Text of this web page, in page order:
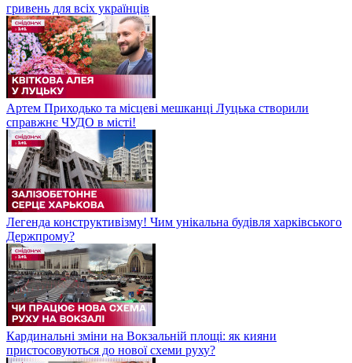
гривень для всіх українців
Артем Приходько та місцеві мешканці Луцька створили
справжнє ЧУДО в місті!
Легенда конструктивізму! Чим унікальна будівля харківського
Держпрому?
Кардинальні зміни на Вокзальній площі: як кияни
пристосовуються до нової схеми руху?